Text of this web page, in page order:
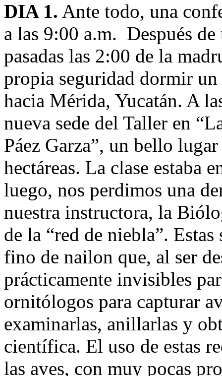
DIA 1. Ante todo, una
a las 9:00 a.m. Después
pasadas las 2:00 de la
propia seguridad dormir
hacia Mérida, Yucatán. A
nueva sede del Taller en
Páez Garza”, un bello
hectáreas. La clase estaba
luego, nos perdimos una
nuestra instructora, la
de la “red de niebla”.
fino de nailon que, al ser
prácticamente invisibles
ornitólogos para capturar
examinarlas, anillarlas y
científica. El uso de estas
las aves, con muy pocas